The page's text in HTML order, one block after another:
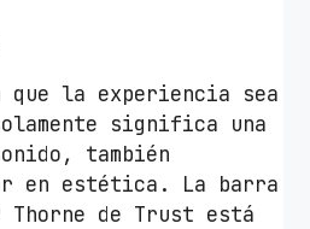
que la experiencia sea
significa una
también
en estética. La barra
Thorne de Trust está